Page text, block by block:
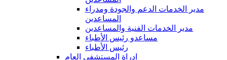
مدير الخدمات الدعم والجودة ومدراء
المساعدين
مدير الخدمات الفنية والمساعدين
مساعدو رئيس الأطباء
رئيس الأطباء
ادراة المستشفى العام